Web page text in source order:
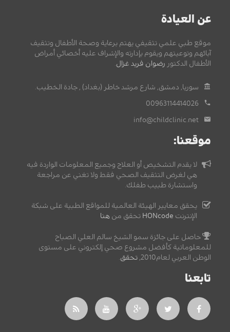
عن العيادة
موقع طبي علمي تثقيفي يهتم برعاية وصحة الأطفال وتثقيف
آبائهم وتوعيتهم ويقوم بإدارته والإشراف عليه أخصائي أمراض
الأطفال الدكتور رضوان فريد غزال
سوريا, دمشق, شارع مرشد خاطر (بغداد) , جادة الخطيب.
00963114414026
info@childclinic.net
موقعنا:
لا يقدم التشخيص أو العلاج وجميع المعلومات الواردة فيه
هي لغرض التثقيف الصحي فقط ولا تغني عن مراجعة
واستشارة طبيب طفلك.
يحقق معايير الهيئة العالمية للمواقع الطبية على شبكة
الإنترنت HONcode تحقق من هنا
حاصل على جائزة سمو الشيخ سالم العلي الصباح
للمعلوماتية كأفضل مشروع صحي إلكتروني على مستوى
الوطن العربي لعام2010,
تحقق
تابعنا